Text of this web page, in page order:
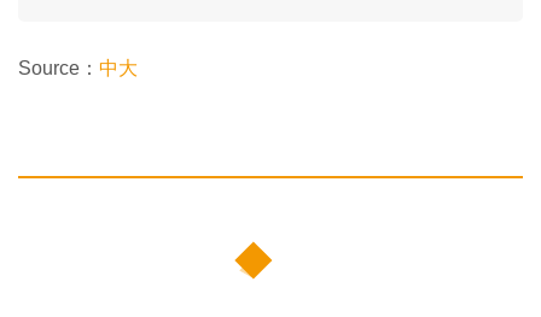
Source： 中大